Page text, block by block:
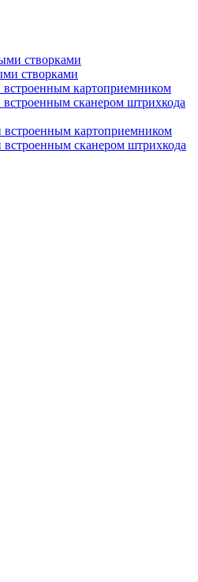
створками
створками
картоприемником
сканером штрихкода
картоприемником
сканером штрихкода